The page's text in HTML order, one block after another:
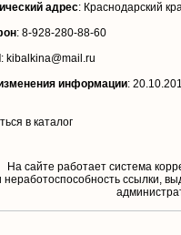
адрес: Краснодарский
: 8-928-280-88-60
: kibalkina@mail.ru
информации:
в каталог
На сайте работает система
неработоспособность ссылки,